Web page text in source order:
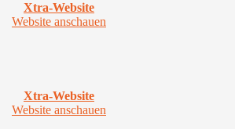
Xtra-Website
Website anschauen
Xtra-Website
Website anschauen